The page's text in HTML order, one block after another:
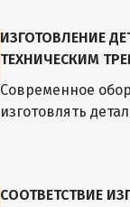
ИЗГОТОВЛЕНИЕ
ТЕХНИЧЕСКИМ
Современное
изготовлять
СООТВЕТСТВИЕ